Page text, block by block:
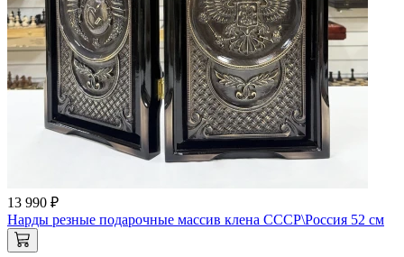
13 990 ₽
Нарды резные подарочные массив клена СССР\Россия 52 см